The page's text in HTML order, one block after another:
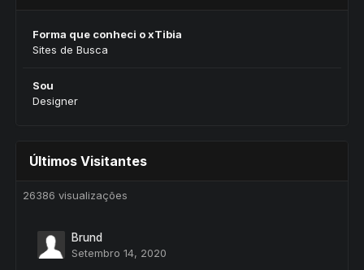
Forma que conheci o xTibia
Sites de Busca
Sou
Designer
Últimos Visitantes
26386 visualizações
Brund
Setembro 14, 2020